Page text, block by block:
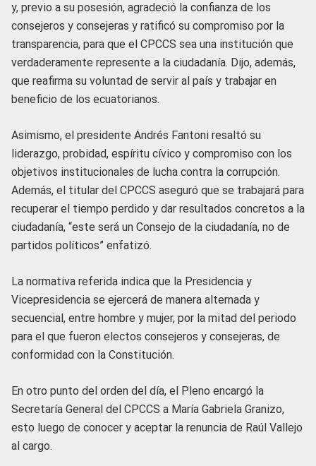
y, previo a su posesión, agradeció la confianza de los
consejeros y consejeras y ratificó su compromiso por la
transparencia, para que el CPCCS sea una institución que
verdaderamente represente a la ciudadanía. Dijo, además,
que reafirma su voluntad de servir al país y trabajar en
beneficio de los ecuatorianos.
Asimismo, el presidente Andrés Fantoni resaltó su
liderazgo, probidad, espíritu cívico y compromiso con los
objetivos institucionales de lucha contra la corrupción.
Además, el titular del CPCCS aseguró que se trabajará para
recuperar el tiempo perdido y dar resultados concretos a la
ciudadanía, “este será un Consejo de la ciudadanía, no de
partidos políticos” enfatizó.
La normativa referida indica que la Presidencia y
Vicepresidencia se ejercerá de manera alternada y
secuencial, entre hombre y mujer, por la mitad del periodo
para el que fueron electos consejeros y consejeras, de
conformidad con la Constitución.
En otro punto del orden del día, el Pleno encargó la
Secretaría General del CPCCS a María Gabriela Granizo,
esto luego de conocer y aceptar la renuncia de Raúl Vallejo
al cargo.